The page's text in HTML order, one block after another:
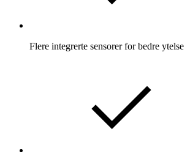
Flere integrerte sensorer for bedre ytelse